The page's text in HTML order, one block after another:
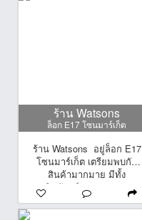
ร้าน Watsons
ล็อก E17 โซนมาร์เก็ต
ร้าน Watsons อยู่ล็อก E17
โซนมาร์เก็ต เตรียมพบกับ
สินค้ามากมาย มีทั้ง
ผลิตภัณฑ์ความสวยงาม
อันดับหนึ่งของประเทศไทย
เเละมีโปโมชั่นพิเศษ กับ